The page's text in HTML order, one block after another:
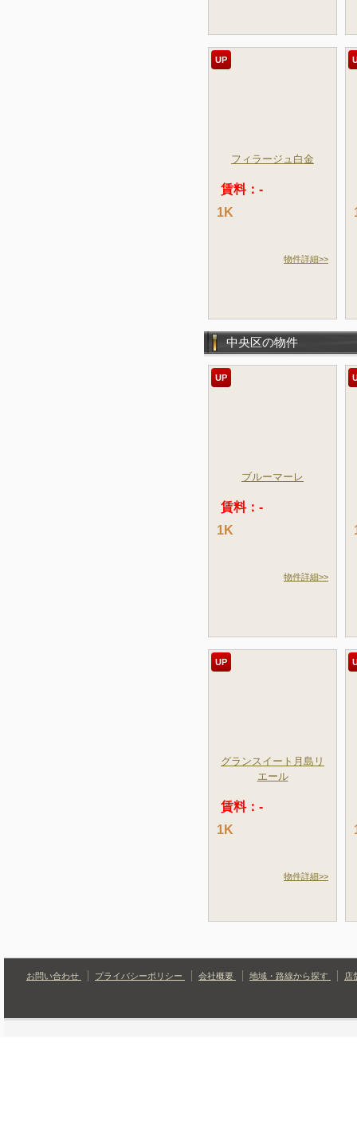
UP
フィラージュ白金
賃料：-
1K
物件詳細>>
中央区の物件
UP
ブルーマーレ
賃料：-
1K
物件詳細>>
UP
グランスイート月島リ
エール
賃料：-
1K
物件詳細>>
お問い合わせ プライバシーポリシー 会社概要 地域・路線から探す 店